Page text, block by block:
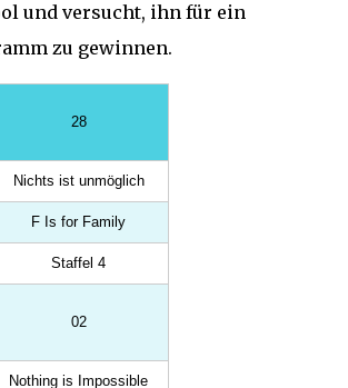
und versucht, ihn für ein
zu gewinnen.
28
Nichts ist unmöglich
F Is for Family
Staffel 4
02
Nothing is Impossible